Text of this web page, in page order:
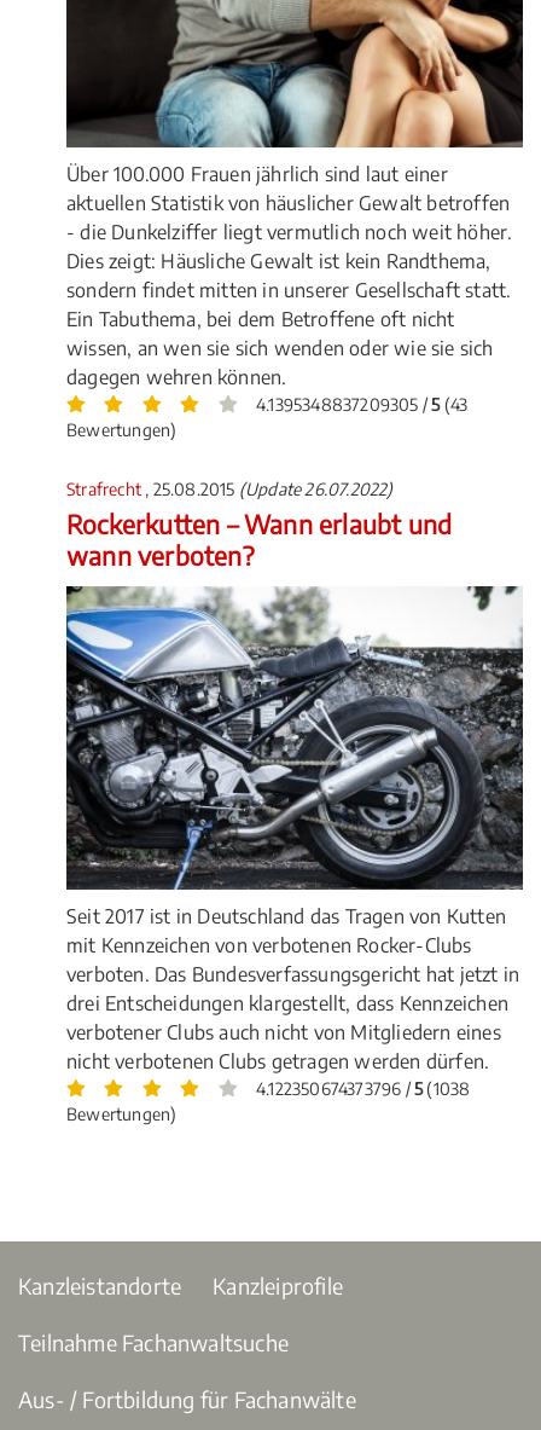
Über 100.000 Frauen jährlich sind laut einer
aktuellen Statistik von häuslicher Gewalt betroffen
- die Dunkelziffer liegt vermutlich noch weit höher.
Dies zeigt: Häusliche Gewalt ist kein Randthema,
sondern findet mitten in unserer Gesellschaft statt.
Ein Tabuthema, bei dem Betroffene oft nicht
wissen, an wen sie sich wenden oder wie sie sich
dagegen wehren können.
4.1395348837209305 /5(43
Bewertungen)
Strafrecht , 25.08.2015 (Update 26.07.2022)
Rockerkutten – Wann erlaubt und
wann verboten?
Seit 2017 ist in Deutschland das Tragen von Kutten
mit Kennzeichen von verbotenen Rocker-Clubs
verboten. Das Bundesverfassungsgericht hat jetzt in
drei Entscheidungen klargestellt, dass Kennzeichen
verbotener Clubs auch nicht von Mitgliedern eines
nicht verbotenen Clubs getragen werden dürfen.
4.122350674373796 /5(1038
Bewertungen)
Kanzleistandorte Kanzleiprofile
Teilnahme Fachanwaltsuche
Aus- / Fortbildung für Fachanwälte